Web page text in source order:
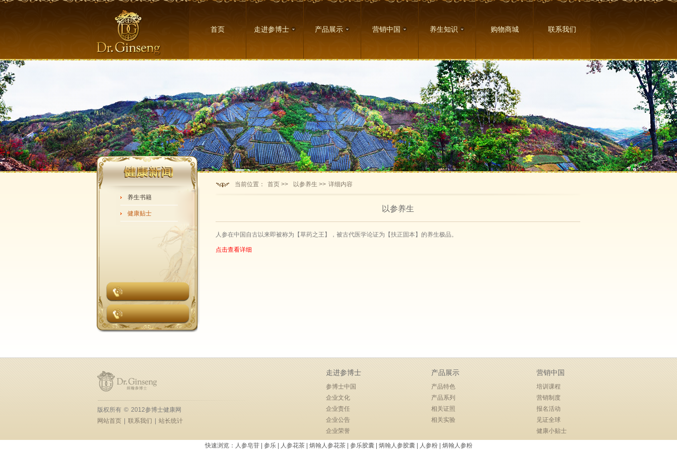
首页 走进参博士 产品展示 营销中国 养生知识 购物商城 联系我们
养生书籍
健康贴士
当前位置： 首页 >> 以参养生 >> 详细内容
以参养生
人参在中国自古以来即被称为【草药之王】，被古代医学论证为【扶正固本】的养生极品。
点击查看详细
版权所有 © 2012参博士健康网
网站首页
联系我们 站长统计
走进参博士
参博士中国
企业文化
企业责任
企业公告
企业荣誉
产品展示
产品特色
产品系列
相关证照
相关实验
营销中国
培训课程
营销制度
报名活动
见证全球
健康小贴士
快速浏览： 人参皂苷| 参乐| 人参花茶| 炳翰人参花茶| 参乐胶囊| 炳翰人参胶囊| 人参粉| 炳翰人参粉